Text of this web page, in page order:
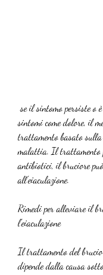
se il sintomo persiste o è associato ad altri
sintomi come dolore, il
trattamento basato
malattia. Il trattamento
antibiotici, il bruciore
all'eiaculazione.
Rimedi per alleviare il
l'eiaculazione
Il trattamento del
dipende dalla causa